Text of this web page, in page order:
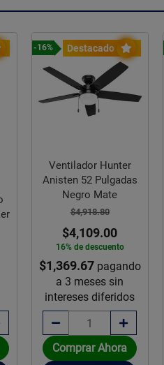
Destacado
-16%
Ventilador Hunter
Anisten 52 Pulgadas
Negro Mate
$4,918.80
$4,109.00
16% de descuento
$1,369.67pagando
a 3 meses sin
intereses diferidos
Comprar Ahora